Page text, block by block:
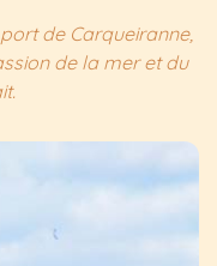
de Carqueiranne,
de la mer et du